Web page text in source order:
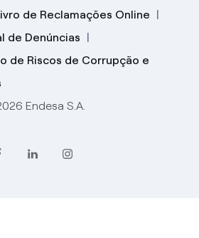
de Reclamações Online
de Denúncias
de Riscos de Corrupção e
Endesa S.A.